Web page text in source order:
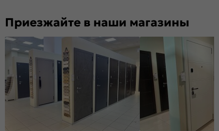
Приезжайте в наши магазины